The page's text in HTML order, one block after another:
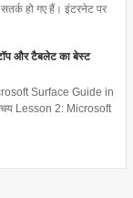
हो गए हैं। इंटरनेट पर
और टैबलेट का बेस्ट
Surface Guide in
Lesson 2: Microsoft